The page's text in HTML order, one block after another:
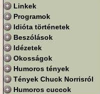
Linkek
Programok
Idióta történetek
Beszólások
Idézetek
Okosságok
Humoros tények
Tények Chuck Norrisról
Humoros cuccok